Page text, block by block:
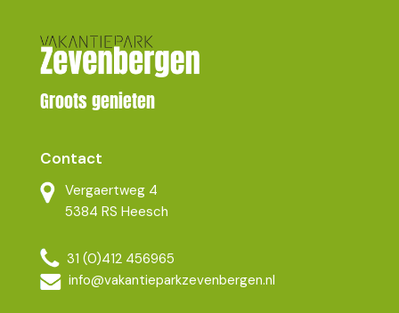
Groots genieten
Contact
Vergaertweg 4
5384 RS Heesch
31 (0)412 456965
info@vakantieparkzevenbergen.nl